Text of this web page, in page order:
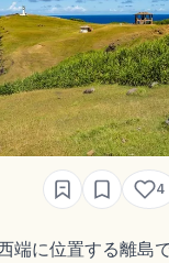
4
端に位置する離島